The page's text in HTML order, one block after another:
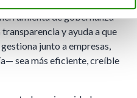
de gobernanza
y ayuda a que
junto a empresas,
sea más eficiente, creíble